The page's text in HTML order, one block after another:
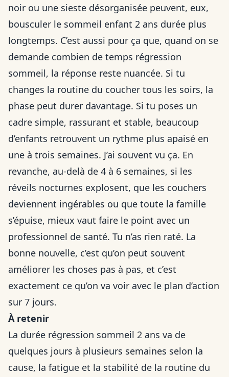
noir ou une sieste désorganisée peuvent, eux,
bousculer le sommeil enfant 2 ans durée plus
longtemps. C’est aussi pour ça que, quand on se
demande combien de temps régression
sommeil, la réponse reste nuancée. Si tu
changes la routine du coucher tous les soirs, la
phase peut durer davantage. Si tu poses un
cadre simple, rassurant et stable, beaucoup
d’enfants retrouvent un rythme plus apaisé en
une à trois semaines. J’ai souvent vu ça. En
revanche, au-delà de 4 à 6 semaines, si les
réveils nocturnes explosent, que les couchers
deviennent ingérables ou que toute la famille
s’épuise, mieux vaut faire le point avec un
professionnel de santé. Tu n’as rien raté. La
bonne nouvelle, c’est qu’on peut souvent
améliorer les choses pas à pas, et c’est
exactement ce qu’on va voir avec le plan d’action
sur 7 jours.
À retenir
La durée régression sommeil 2 ans va de
quelques jours à plusieurs semaines selon la
cause, la fatigue et la stabilité de la routine du